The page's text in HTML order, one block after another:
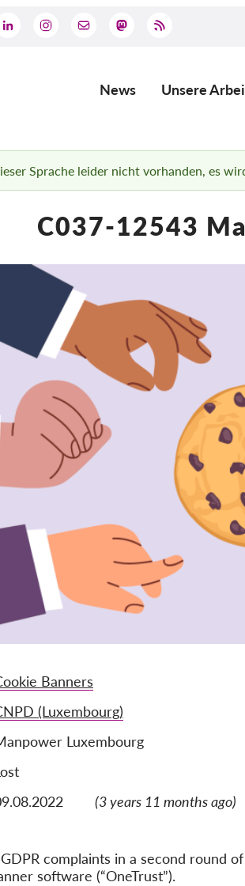
Main
News Unsere
Sprache leider nicht vorhanden, es
C037-12543
Banners
(Luxembourg)
Luxembourg
(3 years 11 months ago)
complaints in a second round
software (“OneTrust”).